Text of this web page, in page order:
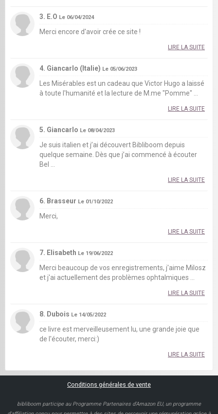
3. E.O Le 06/04/2024
Merci encore d'avoir crée ce site !
LIRE LA SUITE
4. Giancarlo (Italie) Le 05/06/2023
Les Misérables est un cadeau que Victor Hugo a laissé
à toute l'humanité et la lecture de M.me "Pomme" ...
LIRE LA SUITE
5. Giancarlo Le 08/04/2023
Je suis italien et j’ai découvert Bibliboom depuis
quelque semaine. Dès que j’ai commencé à écouter
Bel ...
LIRE LA SUITE
6. Brasseur Le 01/10/2022
Merci,
LIRE LA SUITE
7. Elisabeth Le 19/06/2022
Merci beaucoup de vos enregistrements, j'aime Milosz
et j'ai actuellement des problèmes ophtalmiques ...
LIRE LA SUITE
8. Dubois Le 14/05/2022
ce livre est merveilleusement lu, une grande joie que
de l'écouter, merci:)
LIRE LA SUITE
Conditions générales de vente
bibliboom participe au Programme Partenaires d'Amazon EU, un programme